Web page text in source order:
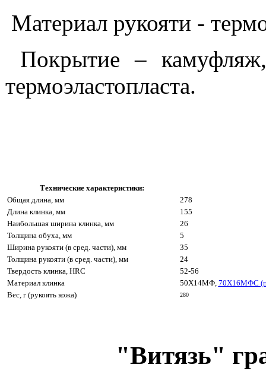
Материал рукояти -
Покрытие –
термоэластопласта.
Технические характеристики:
Общая длина, мм
278
Длина клинка, мм
155
Наибольшая ширина клинка, мм
26
Толщина обуха, мм
5
Ширина рукояти (в сред. части), мм
35
Толщина рукояти (в сред. части), мм
24
Твердость клинка, HRC
52-56
Материал клинка
50Х14МФ, 70Х16МФС
Вес, г (рукоять кожа)
280
"Витязь"